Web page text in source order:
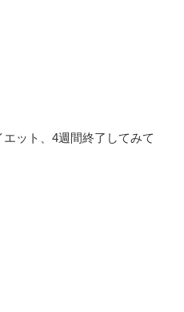
ット、4週間終了してみて